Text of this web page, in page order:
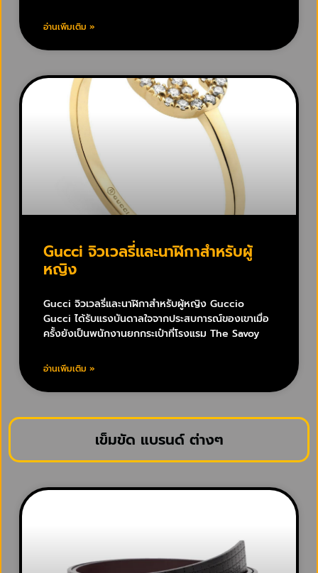
อ่านเพิ่มเติม »
Gucci จิวเวลรี่และนาฬิกาสำหรับผู้
หญิง
Gucci จิวเวลรี่และนาฬิกาสำหรับผู้หญิง Guccio
Gucci ได้รับแรงบันดาลใจจากประสบการณ์ของเขาเมื่อ
ครั้งยังเป็นพนักงานยกกระเป๋าที่โรงแรม The Savoy
อ่านเพิ่มเติม »
เข็มขัด แบรนด์ ต่างๆ